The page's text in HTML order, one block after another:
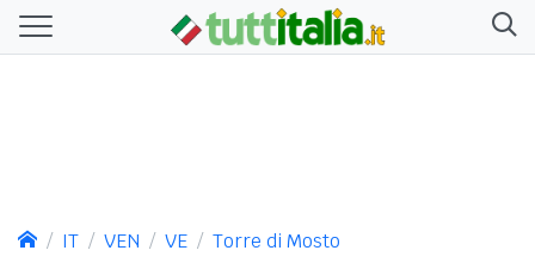
IT VEN VE Torre di Mosto